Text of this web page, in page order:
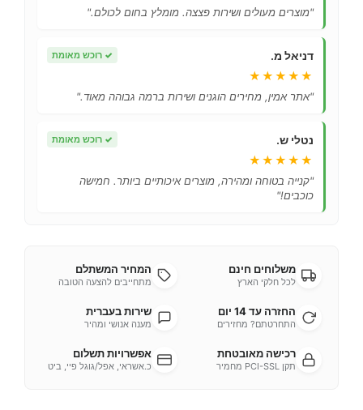
"מוצרים מעולים ושירות פצצה. מומלץ בחום לכולם."
דניאל מ. ✓ רוכש מאומת
★★★★★
"אתר אמין, מחירים הוגנים ושירות ברמה גבוהה מאוד."
נטלי ש. ✓ רוכש מאומת
★★★★★
"קנייה בטוחה ומהירה, מוצרים איכותיים ביותר. חמישה
כוכבים!"
משלוחים חינם
לכל חלקי הארץ
המחיר המשתלם
מתחייבים להצעה הטובה
החזרה עד 14 יום
התחרטתם? מחזירים
שירות בעברית
מענה אנושי ומהיר
רכישה מאובטחת
תקן PCI-SSL מחמיר
אפשרויות תשלום
כ.אשראי, אפל/גוגל פיי, ביט